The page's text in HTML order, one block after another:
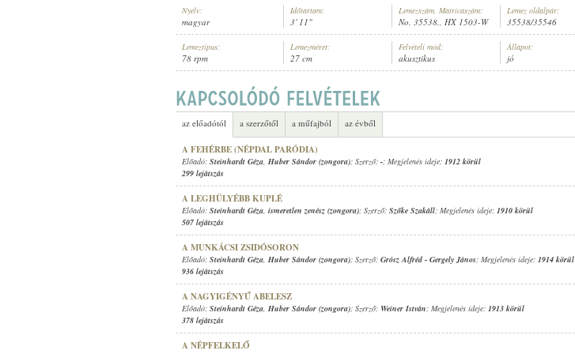
STEINHARDT GÉZA,SCHINDLER JÓZSEF (ZONGORA)
Nyelv:
magyar
Időtartam:
3' 11"
Lemezszám, Matricaszám:
No. 35538., HX 1503-W
Lemez oldalpár:
35538/35546
Lemeztípus:
78 rpm
Lemezméret:
27 cm
Felvételi mód:
akusztikus
Állapot:
jó
az előadótól a szerzőtől a műfajból az évből
A FEHÉRBE (NÉPDAL PARÓDIA)
Előadó: Steinhardt Géza, Huber Sándor (zongora); Szerző: -; Megjelenés ideje: 1912 körül
299 lejátszás
A LEGHÜLYÉBB KUPLÉ
Előadó: Steinhardt Géza, ismeretlen zenész (zongora); Szerző: Szőke Szakáll; Megjelenés ideje: 1910 körül
507 lejátszás
A MUNKÁCSI ZSIDÓSORON
Előadó: Steinhardt Géza, Huber Sándor (zongora); Szerző: Grósz Alfréd - Gergely János; Megjelenés ideje: 1914 körül
936 lejátszás
A NAGYIGÉNYŰ ABELESZ
Előadó: Steinhardt Géza, Huber Sándor (zongora); Szerző: Weiner István; Megjelenés ideje: 1913 körül
378 lejátszás
A NÉPFELKELŐ